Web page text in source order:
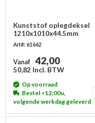
Kunststof oplegdeksel
1210x1010x44.5mm
Art#: 61662
Vanaf 42,00
50,82 Incl. BTW
Op voorraad
Bestel <12:00u,
volgende werkdag geleverd